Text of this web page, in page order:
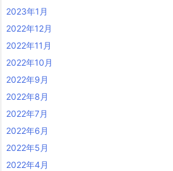
2023年1月
2022年12月
2022年11月
2022年10月
2022年9月
2022年8月
2022年7月
2022年6月
2022年5月
2022年4月